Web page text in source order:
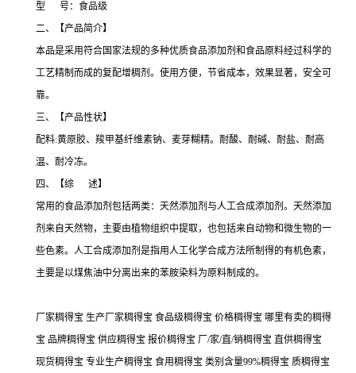
型 号：食品级
二、【产品简介】
本品是采用符合国家法规的多种优质食品添加剂和食品原料经过科学的
工艺精制而成的复配增稠剂。使用方便，节省成本，效果显著，安全可
靠。
三、【产品性状】
配料:黄原胶、羧甲基纤维素钠、麦芽糊精。耐酸、耐碱、耐盐、耐高
温、耐冷冻。
四、【综 述】
常用的食品添加剂包括两类：天然添加剂与人工合成添加剂。天然添加
剂来自天然物，主要由植物组织中提取，也包括来自动物和微生物的一
些色素。人工合成添加剂是指用人工化学合成方法所制得的有机色素，
主要是以煤焦油中分离出来的苯胺染料为原料制成的。
厂家稠得宝 生产厂家稠得宝 食品级稠得宝 价格稠得宝 哪里有卖的稠得
宝 品牌稠得宝 供应稠得宝 报价稠得宝 厂/家/直/销稠得宝 直供稠得宝
现货稠得宝 专业生产稠得宝 食用稠得宝 类别含量99%稠得宝 质稠得宝